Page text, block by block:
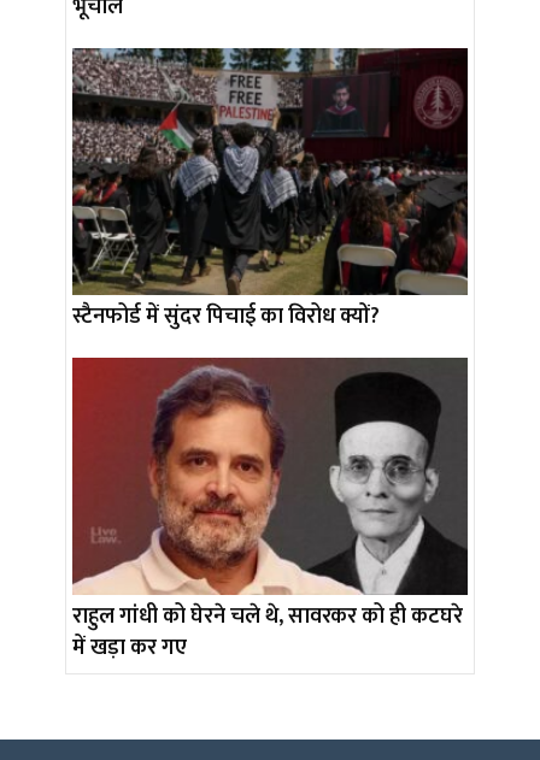
स्टैनफोर्ड में सुंदर पिचाई का विरोध क्यों?
राहुल गांधी को घेरने चले थे, सावरकर को ही कटघरे
में खड़ा कर गए